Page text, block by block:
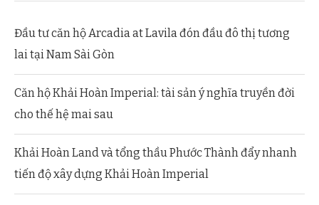
Đầu tư căn hộ Arcadia at Lavila đón đầu đô thị tương
lai tại Nam Sài Gòn
Căn hộ Khải Hoàn Imperial: tài sản ý nghĩa truyền đời
cho thế hệ mai sau
Khải Hoàn Land và tổng thầu Phước Thành đẩy nhanh
tiến độ xây dựng Khải Hoàn Imperial